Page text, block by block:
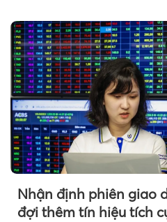
do vi phạm quy định về
thị trường chứng khoán.
Nhận định phiên giao
đợi thêm tín hiệu tích